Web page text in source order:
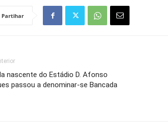
Partihar
nascente do Estádio D. Afonso
passou a denominar-se Bancada